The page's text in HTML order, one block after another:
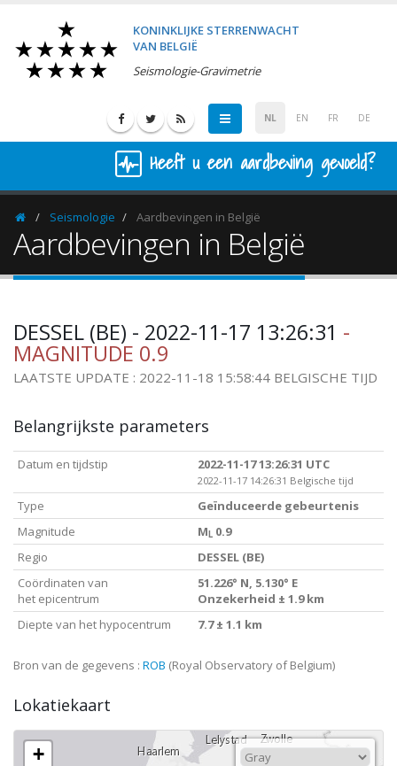
KONINKLIJKE STERRENWACHT
VAN BELGIË
Seismologie-Gravimetrie
NL EN FR DE
Heeft u een aardbeving gevoeld?
HomepageSeismologie Aardbevingen in België
Aardbevingen in België
DESSEL (BE) - 2022-11-17 13:26:31 -
MAGNITUDE 0.9
LAATSTE UPDATE : 2022-11-18 15:58:44 BELGISCHE TIJD
Belangrijkste parameters
Datum en tijdstip 2022-11-17 13:26:31 UTC
2022-11-17 14:26:31 Belgische tijd
Type
Geïnduceerde gebeurtenis
Magnitude
M L 0.9
Regio
DESSEL (BE)
Coördinaten van
het epicentrum
51.226° N, 5.130° E
Onzekerheid ± 1.9 km
Diepte van het hypocentrum
7.7 ± 1.1 km
Bron van de gegevens : ROB (Royal Observatory of Belgium)
Lokatiekaart
+